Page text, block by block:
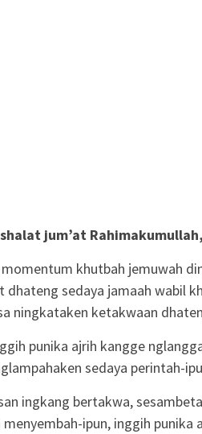
jum’at Rahimakumullah,
khutbah jemuwah
dhateng sedaya jamaah wabil
ningkataken ketakwaan
punika ajrih kangge
sedaya perintah-
ingkang bertakwa,
menyembah-ipun, inggih